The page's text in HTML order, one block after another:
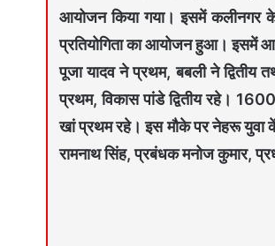
आयोजन किया गया। इसमें कलीनगर
प्रतियोगिता का आयोजन हुआ। इसमें
पूजा यादव ने प्रथम, बबली ने द्वितीय
प्रथम, विकास पांडे द्वितीय रहे।
खां प्रथम रहे। इस मौके पर नेहरू युवा
रामनाथ सिंह, प्रबंधक मनोज कुमार,